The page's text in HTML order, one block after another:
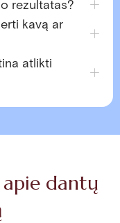
rezultatas?
kavą ar
atlikti
dantų